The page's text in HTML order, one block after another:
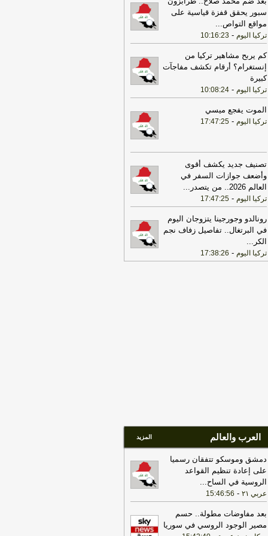
هذه أبرز عوامل الخطر
هذا اليوم
15:52
وفد عراقي "فني" يطرق أبواب
بملفات الطاقة والغاز وعبور ناقلات
15:51
فيديو | جن النجف المركزي يقدم
لإعادة تأهيل المحكومين
هذا اليوم
15:51
وفد عراقي "فني" يطرق أبواب
بملفات الطاقة والغاز وعبور ناقلات
-اخبار العراق العاجلة
فيديو | حماس مستعدة للاتفاق
15:47
بعد استهداف الحشد.. الصادقون
الحكومة بالتحرك دولياً ومحاسبة
-السومرية الشبكة الفضائية العراقية
15:43
أسعار النفط تسجل خسارة متتالية
للأسبوع الثاني.. وبرنت يتداول دون 84
-هذا اليوم
15:43
نجم القصاب يعتذر للمشاور
حسين يوسف التميمي ويؤكد صحة
سبور يحقق قفزة قياسية على
مواقع التواص...
تركيا اليوم -
10:16:23
كم يربح مشاهير تركيا من
إنستغرام؟ أرقام تكشف مفاجآت
كبيرة
تركيا اليوم -
10:08:24
الموت يفجع ميسي
تركيا اليوم -
17:47:25
تصنيف جديد يكشف أقوى
وأضعف جوازات السفر في
العالم 2026.. من يتصدر
...
تركيا اليوم -
17:47:25
رونالدو وجورجينا يتزوجان اليوم
في البرتغال.. تفاصيل زفاف نجم
الكر ...
تركيا اليوم -
17:38:26
العرب والعالم المزيد
دمشق وموسكو تتفقان رسميا
على إعادة تنظيم القواعد
الروسية في الساح...
عربي ٢١ -
15:46:56
بعد مفاوضات مطولة.. حسم
مصير الوجود الروسي في سوريا